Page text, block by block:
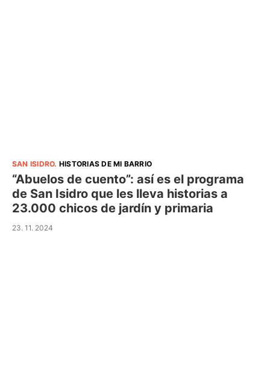
SAN ISIDRO. HISTORIAS DE MI BARRIO
“Abuelos de cuento”: así es el programa
de San Isidro que les lleva historias a
23.000 chicos de jardín y primaria
23. 11. 2024